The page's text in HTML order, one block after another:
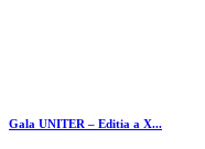
Gala UNITER – Editia a X...